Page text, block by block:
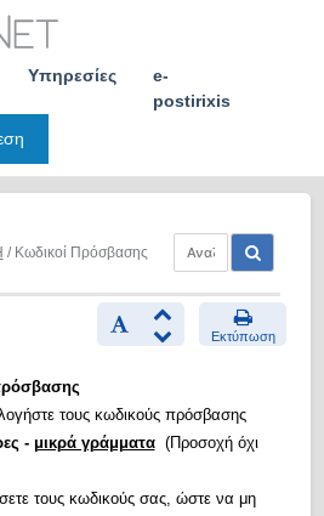
Υπηρεσίες
e-
postirixis
/ Κωδικοί Πρόσβασης
Εκτύπωση
τους κωδικούς πρόσβασης
- μικρά γράμματα(Προσοχή όχι
τους κωδικούς σας, ώστε να μη